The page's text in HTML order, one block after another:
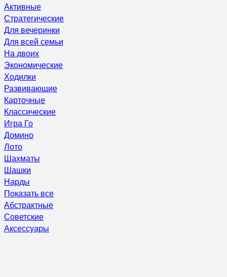
Активные
Стратегические
Для вечеринки
Для всей семьи
На двоих
Экономические
Ходилки
Развивающие
Карточные
Классические
Игра Го
Домино
Лото
Шахматы
Шашки
Нарды
Показать все
Абстрактные
Советские
Аксессуары